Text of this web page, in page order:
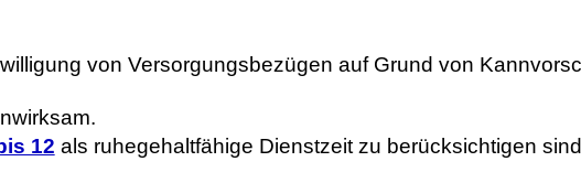
von Versorgungsbezügen auf Grund von
12 als ruhegehaltfähige Dienstzeit zu berücksichtigen